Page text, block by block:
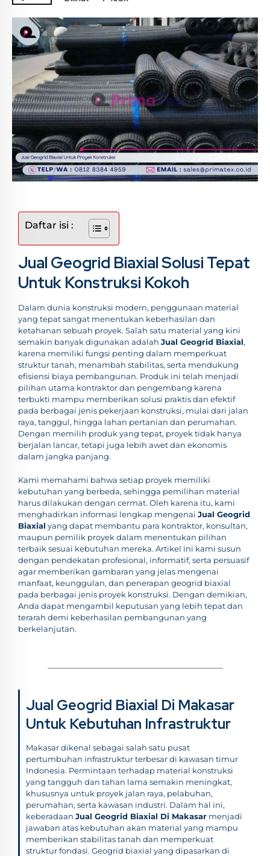
Daftar isi :
Jual Geogrid Biaxial Solusi Tepat
Untuk Konstruksi Kokoh
Dalam dunia konstruksi modern, penggunaan material
yang tepat sangat menentukan keberhasilan dan
ketahanan sebuah proyek. Salah satu material yang kini
semakin banyak digunakan adalah Jual Geogrid Biaxial,
karena memiliki fungsi penting dalam memperkuat
struktur tanah, menambah stabilitas, serta mendukung
efisiensi biaya pembangunan. Produk ini telah menjadi
pilihan utama kontraktor dan pengembang karena
terbukti mampu memberikan solusi praktis dan efektif
pada berbagai jenis pekerjaan konstruksi, mulai dari jalan
raya, tanggul, hingga lahan pertanian dan perumahan.
Dengan memilih produk yang tepat, proyek tidak hanya
berjalan lancar, tetapi juga lebih awet dan ekonomis
dalam jangka panjang.
Kami memahami bahwa setiap proyek memiliki
kebutuhan yang berbeda, sehingga pemilihan material
harus dilakukan dengan cermat. Oleh karena itu, kami
menghadirkan informasi lengkap mengenai Jual Geogrid
Biaxial yang dapat membantu para kontraktor, konsultan,
maupun pemilik proyek dalam menentukan pilihan
terbaik sesuai kebutuhan mereka. Artikel ini kami susun
dengan pendekatan profesional, informatif, serta persuasif
agar memberikan gambaran yang jelas mengenai
manfaat, keunggulan, dan penerapan geogrid biaxial
pada berbagai jenis proyek konstruksi. Dengan demikian,
Anda dapat mengambil keputusan yang lebih tepat dan
terarah demi keberhasilan pembangunan yang
berkelanjutan.
Jual Geogrid Biaxial Di Makasar
Untuk Kebutuhan Infrastruktur
Makasar dikenal sebagai salah satu pusat
pertumbuhan infrastruktur terbesar di kawasan timur
Indonesia. Permintaan terhadap material konstruksi
yang tangguh dan tahan lama semakin meningkat,
khususnya untuk proyek jalan raya, pelabuhan,
perumahan, serta kawasan industri. Dalam hal ini,
keberadaan Jual Geogrid Biaxial Di Makasar menjadi
jawaban atas kebutuhan akan material yang mampu
memberikan stabilitas tanah dan memperkuat
struktur fondasi. Geogrid biaxial yang dipasarkan di